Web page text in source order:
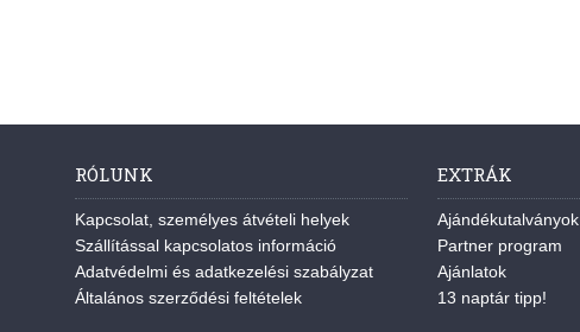
RÓLUNK
Kapcsolat, személyes átvételi helyek
Szállítással kapcsolatos információ
Adatvédelmi és adatkezelési szabályzat
Általános szerződési feltételek
EXTRÁK
Ajándékutalványok
Partner program
Ajánlatok
13 naptár tipp!